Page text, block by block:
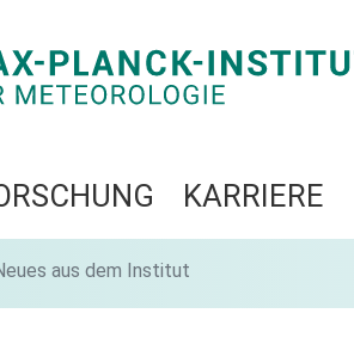
KARRIERE
aus dem Institut